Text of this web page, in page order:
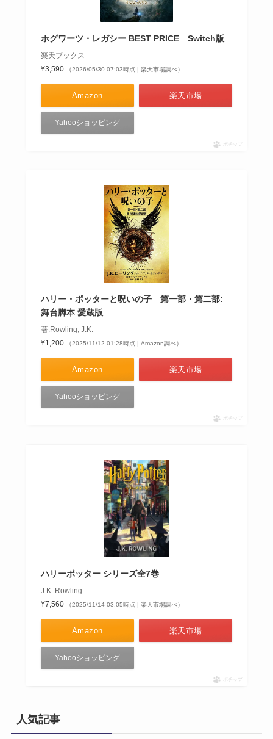
ホグワーツ・レガシー BEST PRICE Switch版
楽天ブックス
¥3,590
（2026/05/30 07:03時点 | 楽天市場調べ）
Amazon 楽天市場
Yahooショッピング
ポチップ
ハリー・ポッターと呪いの子 第一部・第二部:
舞台脚本 愛蔵版
著:Rowling, J.K.
¥1,200
（2025/11/12 01:28時点 | Amazon調べ）
Amazon 楽天市場
Yahooショッピング
ポチップ
ハリーポッター シリーズ全7巻
J.K. Rowling
¥7,560
（2025/11/14 03:05時点 | 楽天市場調べ）
Amazon 楽天市場
Yahooショッピング
ポチップ
人気記事